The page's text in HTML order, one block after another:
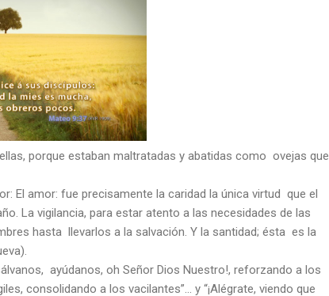
porque estaban maltratadas y abatidas como ovejas que
El amor: fue precisamente la caridad la única virtud que el
La vigilancia, para estar atento a las necesidades de las
hasta llevarlos a la salvación. Y la santidad; ésta es la
ayúdanos, oh Señor Dios Nuestro!, reforzando a los
consolidando a los vacilantes”... y “¡Alégrate, viendo que